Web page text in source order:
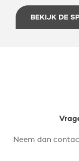
BEKIJK DE
Neem dan